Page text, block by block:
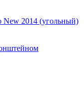
New 2014 (угольный)